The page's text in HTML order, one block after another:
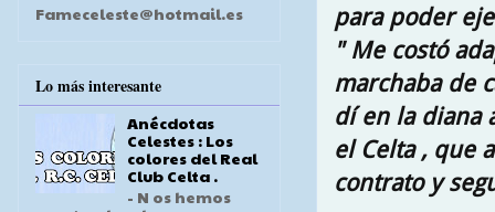
para poder
" Me costó
marchaba de
dí en la diana
el Celta , que
contrato y
Fameceleste@hotmail.es
Lo más interesante
Anécdotas
Celestes : Los
colores del Real
Club Celta .
- N os hemos